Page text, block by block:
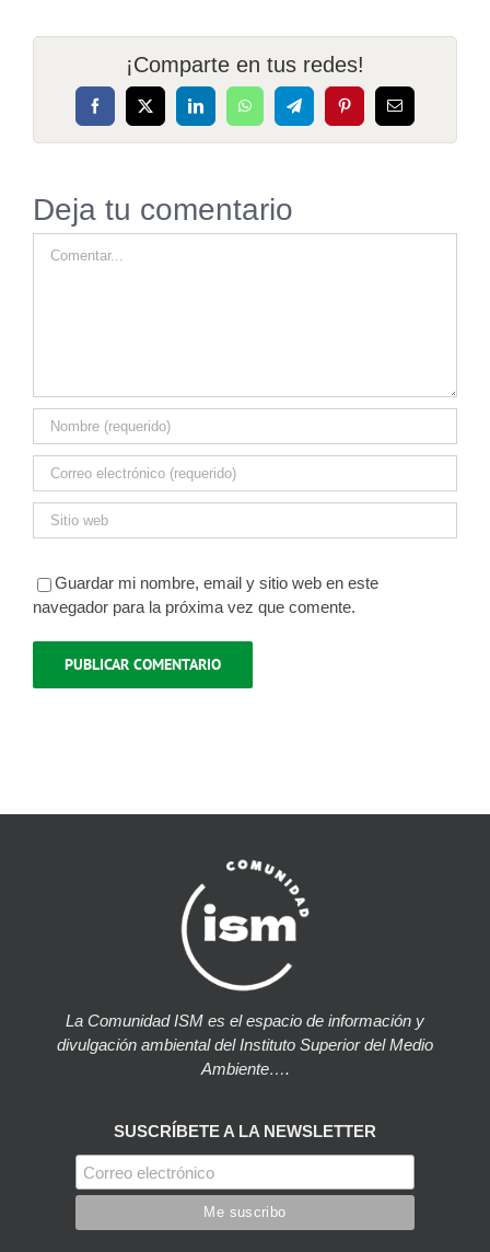
¡Comparte en tus redes!
Facebook
X LinkedInWhatsAppTelegramPinterestCorreo
electrónico
Deja tu comentario
Guardar mi nombre, email y sitio web en este
navegador para la próxima vez que comente.
La Comunidad ISM es el espacio de información y
divulgación ambiental del Instituto Superior del Medio
Ambiente….
SUSCRÍBETE A LA NEWSLETTER